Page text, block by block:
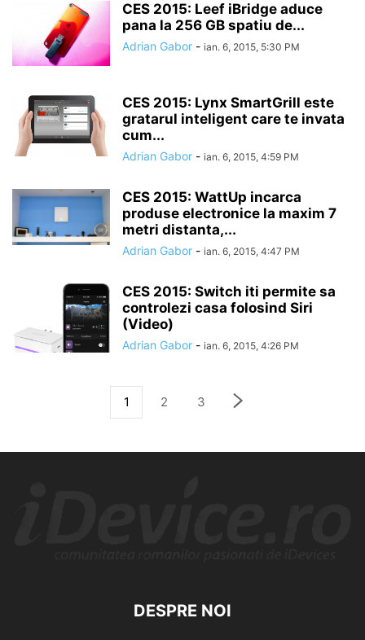
CES 2015: Leef iBridge aduce
pana la 256 GB spatiu de...
Adrian Gabor - ian. 6, 2015, 5:30 PM
CES 2015: Lynx SmartGrill este
gratarul inteligent care te invata
cum...
Adrian Gabor - ian. 6, 2015, 4:59 PM
CES 2015: WattUp incarca
produse electronice la maxim 7
metri distanta,...
Adrian Gabor - ian. 6, 2015, 4:47 PM
CES 2015: Switch iti permite sa
controlezi casa folosind Siri
(Video)
Adrian Gabor - ian. 6, 2015, 4:26 PM
1 2 3
DESPRE NOI